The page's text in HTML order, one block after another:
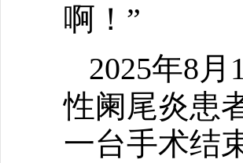
啊！”
2025年8
性阑尾炎患
一台手术结